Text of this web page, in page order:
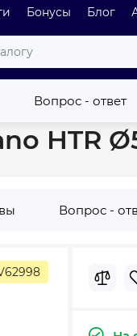
Бонусы Блог
Вопрос - ответ
HTR
Вопрос -